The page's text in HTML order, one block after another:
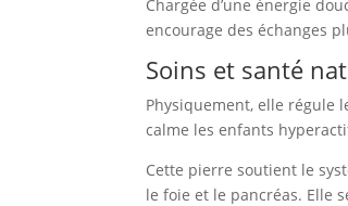
Chargée d’une énergie
encourage des échanges
Soins et santé
Physiquement, elle régule
calme les enfants
Cette pierre soutient le
le foie et le pancréas. Elle